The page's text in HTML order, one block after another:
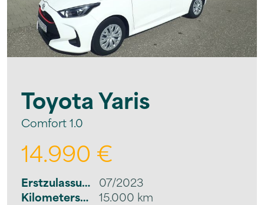
ToyotaYaris
Comfort 1.0
14.990 €
Erstzulassung 07/2023
Kilometerstand
15.000 km